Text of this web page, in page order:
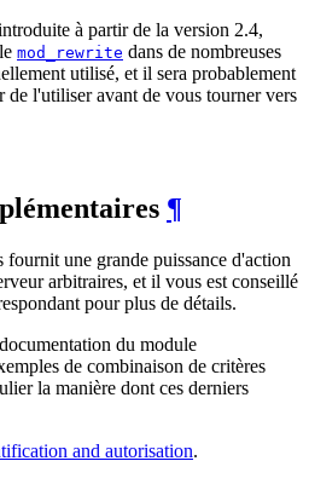
à partir de la version 2.4,
mod_rewrite dans de nombreuses
utilisé, et il sera probablement
de l'utiliser avant de vous tourner vers
¶
fournit une grande puissance d'action
arbitraires, et il vous est conseillé
pour plus de détails.
du module
de combinaison de critères
la manière dont ces derniers
and autorisation.